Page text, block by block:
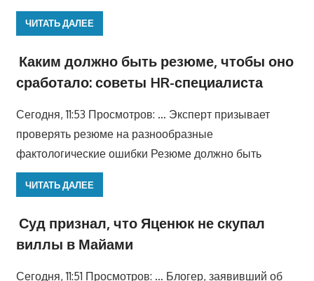
ЧИТАТЬ ДАЛЕЕ
Каким должно быть резюме, чтобы оно
сработало: советы HR-специалиста
Сегодня, 11:53 Просмотров: … Эксперт призывает
проверять резюме на разнообразные
фактологические ошибки Резюме должно быть
ЧИТАТЬ ДАЛЕЕ
Суд признал, что Яценюк не скупал
виллы в Майами
Сегодня, 11:51 Просмотров: … Блогер, заявивший об